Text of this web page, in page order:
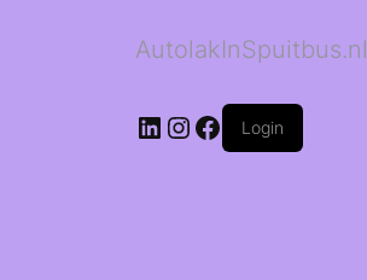
AutolakInSpuitbus.nl
LinkedIn
Instagram
Facebook
Login